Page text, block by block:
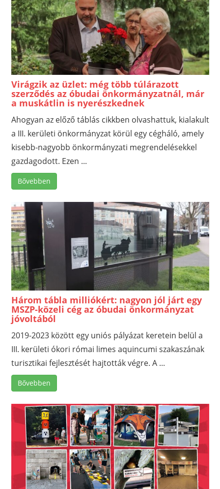
Virágzik az üzlet: még több túlárazott
szerződés az óbudai önkormányzatnál, már
a muskátlin is nyerészkednek
Ahogyan az előző táblás cikkben olvashattuk, kialakult
a III. kerületi önkormányzat körül egy cégháló, amely
kisebb-nagyobb önkormányzati megrendelésekkel
gazdagodott. Ezen ...
Bővebben
Három tábla milliókért: nagyon jól járt egy
MSZP-közeli cég az óbudai önkormányzat
jóvoltából
2019-2023 között egy uniós pályázat keretein belül a
III. kerületi ókori római limes aquincumi szakaszának
turisztikai fejlesztését hajtották végre. A ...
Bővebben